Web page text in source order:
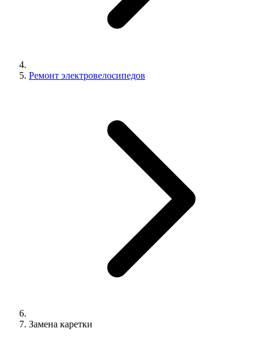
Ремонт электровелосипедов
Замена каретки